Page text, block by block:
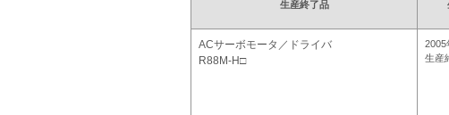
生産終了品
ACサーボモータ／ドライバ
R88M-H□
2005
生産